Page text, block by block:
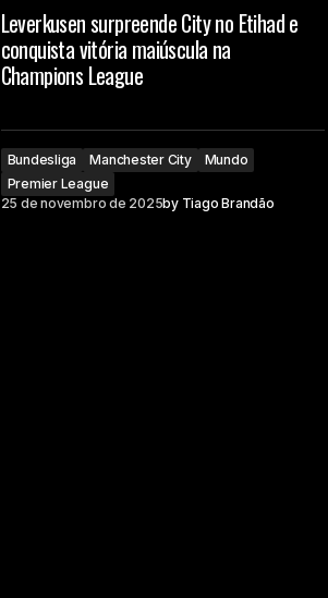
Leverkusen surpreende City no Etihad e
conquista vitória maiúscula na
Champions League
Bundesliga Manchester City
Mundo
Premier League
25 de novembro de 2025by Tiago Brandão